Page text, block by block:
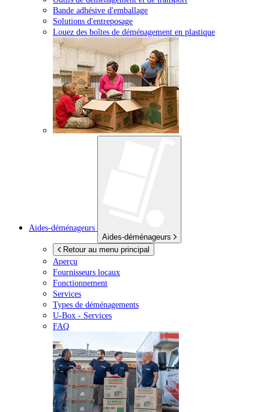
Bande adhésive d'emballage
Solutions d'entreposage
Louez des boîtes de déménagement en plastique
Aides-déménageurs
Aides-déménageurs
Retour au menu principal
Aperçu
Fournisseurs locaux
Fonctionnement
Services
Types de déménagements
U-Box - Services
FAQ